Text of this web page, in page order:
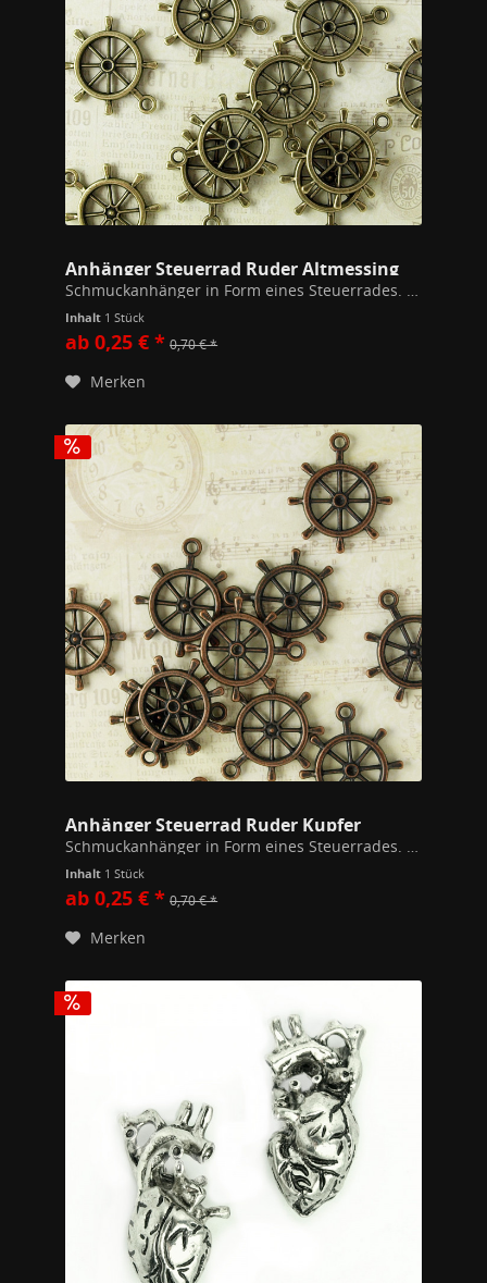
Anhänger Steuerrad Ruder Altmessing
Schmuckanhänger in Form eines Steuerrades. 28mm x 25mm breit Inklusive einem 7mm Biegering zum Auffädeln auf Ketten. Hochwertiges Modeschmuckmaterial (Kupfer/Zink Legierung). Alle unsere Schmuckstücke unterschreiten die gem. der EU...
Inhalt 1 Stück
ab 0,25 € * 0,70 € *
Merken
Anhänger Steuerrad Ruder Kupfer
Schmuckanhänger in Form eines Steuerrades. 28mm x 25mm breit Inklusive einem 7mm Biegering zum Auffädeln auf Ketten. Hochwertiges Modeschmuckmaterial (Kupfer/Zink Legierung). Alle unsere Schmuckstücke unterschreiten die gem. der EU...
Inhalt 1 Stück
ab 0,25 € * 0,70 € *
Merken